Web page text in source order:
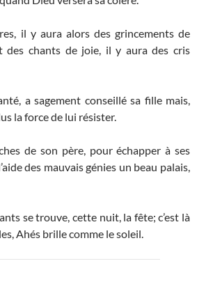
il y aura alors des grincements de
des chants de joie, il y aura des cris
a sagement conseillé sa fille mais,
la force de lui résister.
de son père, pour échapper à ses
des mauvais génies un beau palais,
se trouve, cette nuit, la fête; c’est là
Ahés brille comme le soleil.